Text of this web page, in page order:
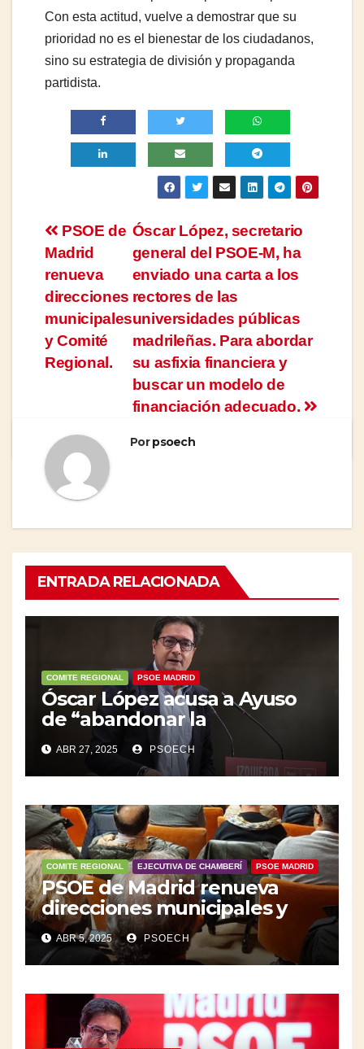
Con esta actitud, vuelve a demostrar que su
prioridad no es el bienestar de los ciudadanos,
sino su estrategia de división y propaganda
partidista.
Navegación
de
entradas
Óscar López, secretario
general del PSOE-M, ha
enviado una carta a los
rectores de las
universidades públicas
madrileñas. Para abordar
su asfixia financiera y
buscar un modelo de
financiación adecuado.
PSOE de
Madrid
renueva
direcciones
municipales
y Comité
Regional.
Porpsoech
ENTRADA RELACIONADA
COMITE REGIONAL PSOE MADRID
Óscar López acusa a Ayuso
de “abandonar la
Universidad Pública” y de
“encabezar la ruina moral de
la derecha”
ABR 27, 2025 PSOECH
COMITE REGIONAL EJECUTIVA DE CHAMBERÍ PSOE MADRID
PSOE de Madrid renueva
direcciones municipales y
Comité Regional.
ABR 5, 2025 PSOECH